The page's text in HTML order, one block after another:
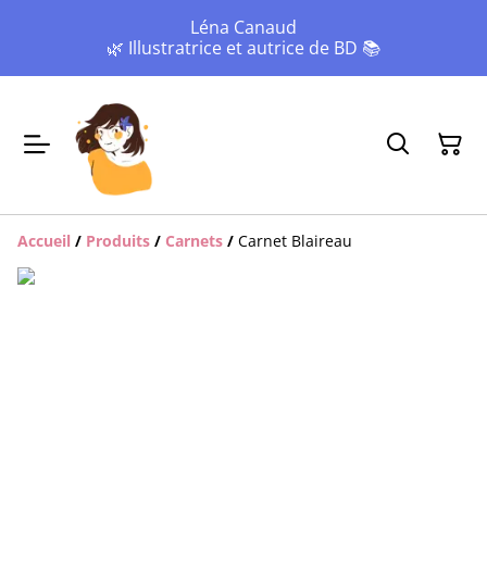
Léna Canaud
🌿 Illustratrice et autrice de BD 📚
Accueil / Produits / Carnets / Carnet Blaireau